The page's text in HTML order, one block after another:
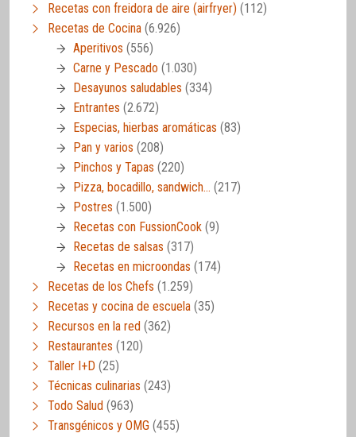
Recetas con freidora de aire (airfryer) (112)
Recetas de Cocina (6.926)
Aperitivos (556)
Carne y Pescado (1.030)
Desayunos saludables (334)
Entrantes (2.672)
Especias, hierbas aromáticas (83)
Pan y varios (208)
Pinchos y Tapas (220)
Pizza, bocadillo, sandwich… (217)
Postres (1.500)
Recetas con FussionCook (9)
Recetas de salsas (317)
Recetas en microondas (174)
Recetas de los Chefs (1.259)
Recetas y cocina de escuela (35)
Recursos en la red (362)
Restaurantes (120)
Taller I+D (25)
Técnicas culinarias (243)
Todo Salud (963)
Transgénicos y OMG (455)